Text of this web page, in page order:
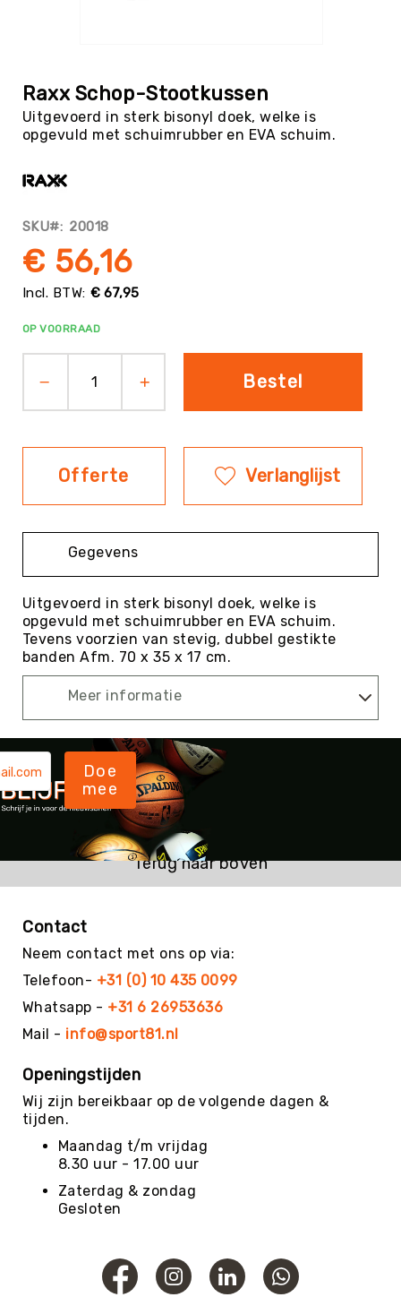
Basketbal
Beachvolleybal
Boksen
Pool
Cornhole
Cricket
Dans
&
Muziek
Fitness
Sportvloeren
Discgolf
Handbal
Hockey
Softbal
de
Boules
KanJam
Kin-
Ball
&
Omnikin®
Knotshockey
Lacrosse
Mountainbiken
(MTB)
Padel
Pickleball
Pilates
Poull
Roundnet
Scouting/Outdoor
Slacklinen
het
begin
van
de
Raxx Schop-Stootkussen
Uitgevoerd in sterk bisonyl doek, welke is
opgevuld met schuimrubber en EVA schuim.
SKU 20018
€ 67,95
€ 56,16
OP VOORRAAD
Bestel
Offerte Verlanglijst
Gegevens
Uitgevoerd in sterk bisonyl doek, welke is
opgevuld met schuimrubber en EVA schuim.
Tevens voorzien van stevig, dubbel gestikte
banden Afm. 70 x 35 x 17 cm.
Meer informatie
Doe
mee
Terug naar boven
Contact
Neem contact met ons op via:
Telefoon- +31 (0) 10 435 0099
Whatsapp - +31 6 26953636
Mail - info@sport81.nl
Openingstijden
Wij zijn bereikbaar op de volgende dagen &
tijden.
Maandag t/m vrijdag
8.30 uur - 17.00 uur
Zaterdag & zondag
Gesloten